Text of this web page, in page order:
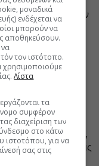
δύο κρατών για την
ρόλου της
εγγυήσεις
οι όμηροι που
δημιουργία μιας
ειρηνικής Συρίας,
και σεβασμό στις
συνέβαλε στη
μοναδικά
ενδέχεται να
μπορούν να
αποθηκεύσουν.
τον ιστότοπο.
χρησιμοποιούμε
Λίστα
τα
συμφέρον
διαχείριση των
στο κάτω
ιστοτόπου, για να
σας στις